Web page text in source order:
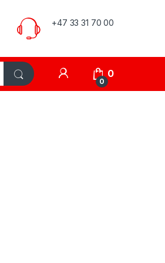
+47 33 31 70 00
My Account
0
0